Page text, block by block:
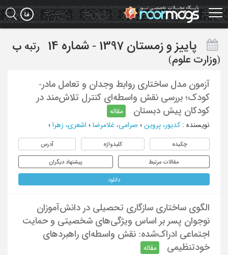
Skip
to
main
پاییز و زمستان 1397 - شماره 14 رتبه ب
(وزارت علوم)
آزمون مدل ساختاری روابط وجدان و تعامل مادر-
کودک؛ بررسی نقش واسطه‌ای کنترل تلاش‌مند در
کودکان پیش ‌دبستان
مقاله
نویسنده : کدیور، پروین ؛ صرامی، غلامرضا ؛ اشعری، زهرا ؛
چکیده کلیدواژه آدرس
مقالات مرتبط پیشنهاد دیگران
دانلود
الگوی ساختاری سازگاری تحصیلی در دانش‌آموزان
نوجوان پسر بر اساس ویژگی‌های شخصیتی و حمایت
اجتماعی ادراک‌شده: نقش واسطه‌ای راهبردهای
خودتنظیمی
مقاله